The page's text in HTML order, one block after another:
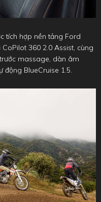
tích hợp nền tảng Ford
360 2.0 Assist, cùng
massage, dàn âm
BlueCruise 1.5.